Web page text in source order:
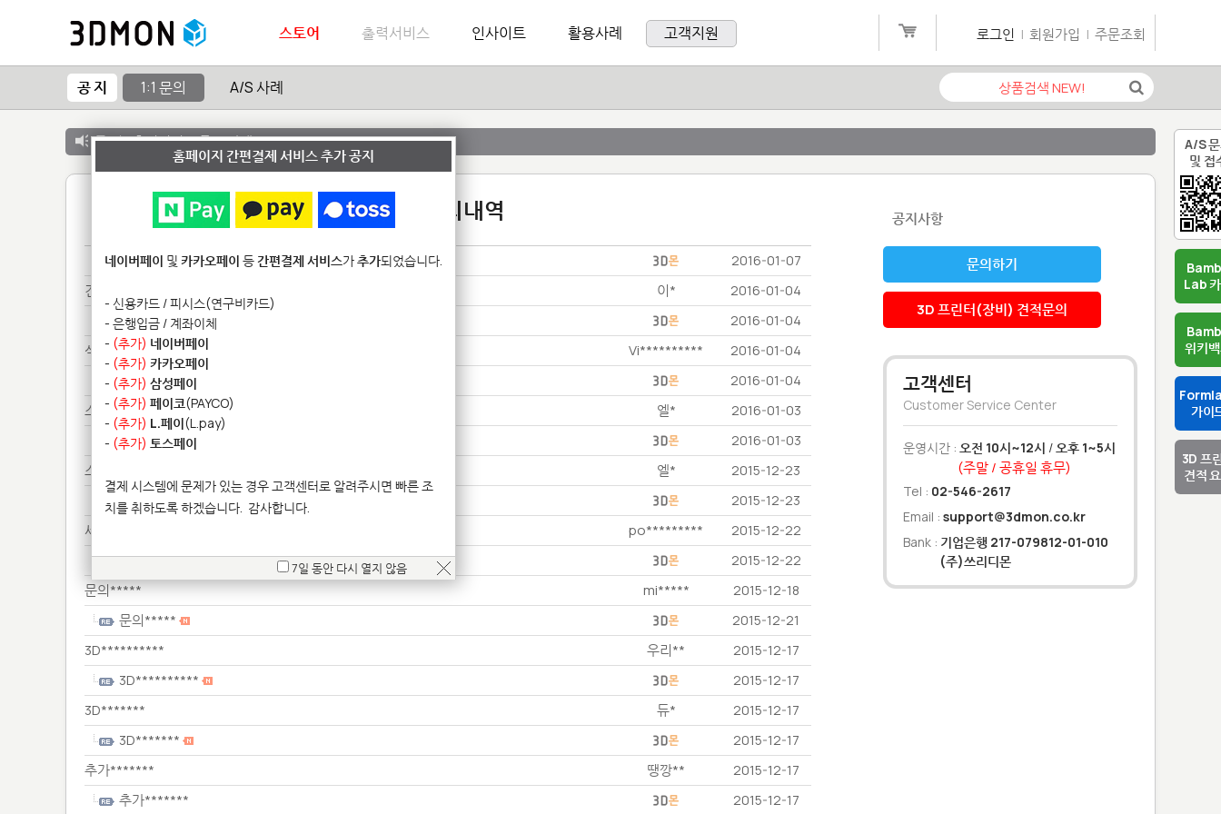
A/S
및 접
Lab
위키
가이
3D 프
견적
스토어 출력서비스 인사이트 활용사례 고객지원 로그인 | 회원가입 | 주문조회
공 지 1:1 문의 A/S 사례
공 지 :출력서비스 종료 안내
1:1 문의내역
견적*** 2016-01-07
견적******** 이* 2016-01-04
견적******** 2016-01-04
석고******************** Vi********** 2016-01-04
석고******************** 2016-01-04
스텐********************************* 엘* 2016-01-03
스텐********************************* 2016-01-03
스텐************************************ 엘* 2015-12-23
스텐************************************ 2015-12-23
세금****** po********* 2015-12-22
세금****** 2015-12-22
문의***** mi***** 2015-12-18
문의***** 2015-12-21
3D********** 우리** 2015-12-17
3D********** 2015-12-17
3D******* 듀* 2015-12-17
3D******* 2015-12-17
추가******* 땡깡** 2015-12-17
추가******* 2015-12-17
공지사항
문의하기
3D 프린터(장비) 견적문의
고객센터
Customer Service Center
운영시간 : 오전 10시~12시 /오후 1~5시
(주말 / 공휴일 휴무)
Tel : 02-546-2617
Email : support@3dmon.co.kr
Bank : 기업은행 217-079812-01-010
(주)쓰리디몬
홈페이지 간편결제 서비스 추가 공지
네이버페이 및 카카오페이 등간편결제 서비스가추가되었습니다.
- 신용카드 / 피시스(연구비카드)
- 은행입금 / 계좌이체
- (추가) 네이버페이
- (추가) 카카오페이
- (추가) 삼성페이
- (추가) 페이코(PAYCO)
- (추가) L.페이(L.pay)
- (추가) 토스페이
결제 시스템에 문제가 있는 경우 고객센터로 알려주시면 빠른 조
치를 취하도록 하겠습니다. 감사합니다.
7일 동안 다시 열지 않음